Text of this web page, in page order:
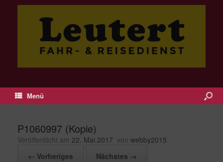
Menü
P1060997 (Kopie)
Veröffentlicht am 22. Mai 2017 von webby2015
← Vorheriges
Nächstes →